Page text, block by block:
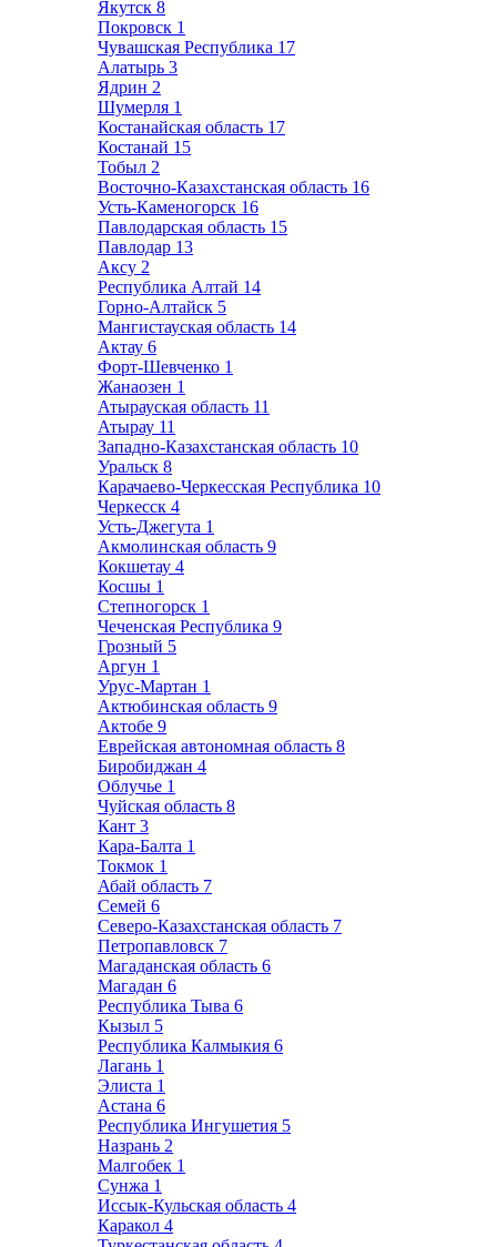
Якутск 8
Покровск 1
Чувашская Республика 17
Алатырь 3
Ядрин 2
Шумерля 1
Костанайская область 17
Костанай 15
Тобыл 2
Восточно-Казахстанская область 16
Усть-Каменогорск 16
Павлодарская область 15
Павлодар 13
Аксу 2
Республика Алтай 14
Горно-Алтайск 5
Мангистауская область 14
Актау 6
Форт-Шевченко 1
Жанаозен 1
Атырауская область 11
Атырау 11
Западно-Казахстанская область 10
Уральск 8
Карачаево-Черкесская Республика 10
Черкесск 4
Усть-Джегута 1
Акмолинская область 9
Кокшетау 4
Косшы 1
Степногорск 1
Чеченская Республика 9
Грозный 5
Аргун 1
Урус-Мартан 1
Актюбинская область 9
Актобе 9
Еврейская автономная область 8
Биробиджан 4
Облучье 1
Чуйская область 8
Кант 3
Кара-Балта 1
Токмок 1
Абай область 7
Семей 6
Северо-Казахстанская область 7
Петропавловск 7
Магаданская область 6
Магадан 6
Республика Тыва 6
Кызыл 5
Республика Калмыкия 6
Лагань 1
Элиста 1
Астана 6
Республика Ингушетия 5
Назрань 2
Малгобек 1
Сунжа 1
Иссык-Кульская область 4
Каракол 4